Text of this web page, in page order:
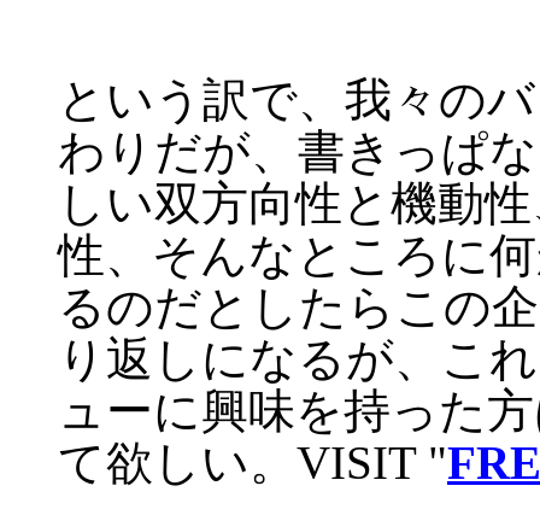
という訳で、我々の
わりだが、書きっぱ
しい双方向性と機動
性、そんなところに
るのだとしたらこの
り返しになるが、こ
ューに興味を持った
て欲しい。VISIT "